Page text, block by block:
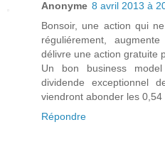
Anonyme 8 avril 2013 à
Bonsoir, une action qui
réguliérement,
délivre une action gratuite
Un bon business
dividende exceptionnel
viendront abonder les
Répondre